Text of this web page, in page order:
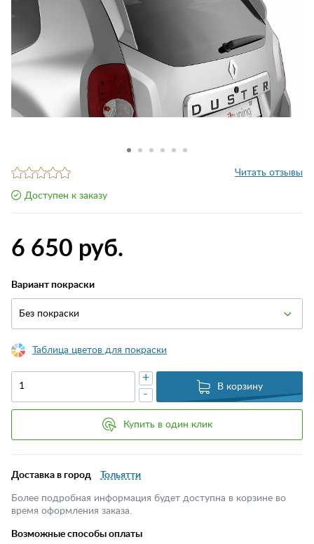
Читать отзывы
Доступен к заказу
6 650 руб.
Вариант покраски
Без покраски
Таблица цветов для покраски
-
+
В корзину
Купить в один клик
Доставка в город Тольятти
Более подробная информация будет доступна в корзине во
время оформления заказа.
Возможные способы оплаты